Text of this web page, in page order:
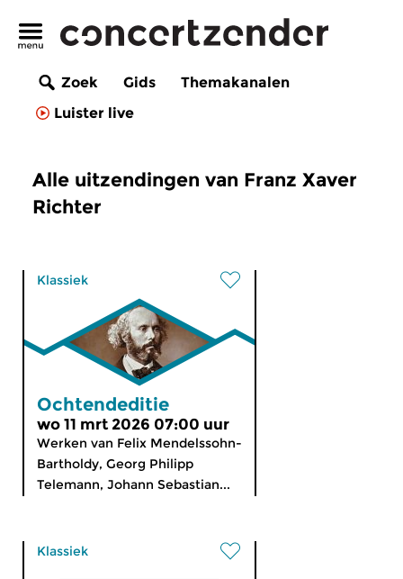
Zoek Gids
Themakanalen
Luister live
Alle uitzendingen van Franz Xaver
Richter
Klassiek
Ochtendeditie
wo 11 mrt 2026 07:00 uur
Werken van Felix Mendelssohn-
Bartholdy, Georg Philipp
Telemann, Johann Sebastian...
Klassiek